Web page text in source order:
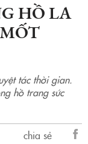
HỒ LA
tác thời gian.
hồ trang sức
chia sẻ